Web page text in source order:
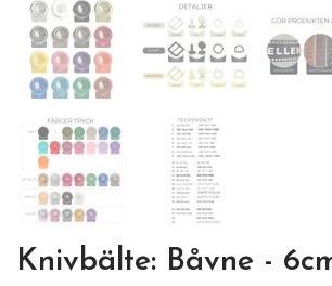
Knivbälte: Båvne -